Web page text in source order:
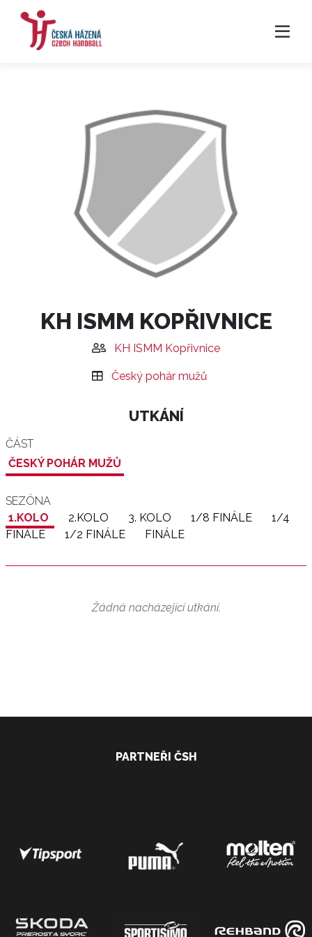
KH ISMM KOPŘIVNICE
KH ISMM Kopřivnice
Český pohár mužů
UTKÁNÍ
ČÁST
ČESKÝ POHÁR MUŽŮ
SEZÓNA
1.KOLO
2.KOLO 3. KOLO 1/8 FINÁLE
1/4
FINÁLE
1/2 FINÁLE FINÁLE
Žádná nacházející utkání.
PARTNEŘI ČSH